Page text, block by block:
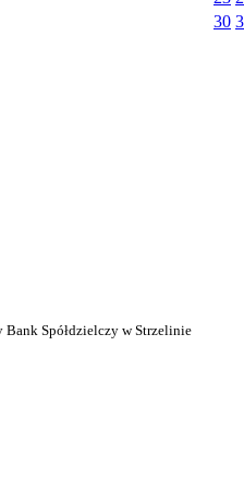
30
Bank Spółdzielczy w Strzelinie